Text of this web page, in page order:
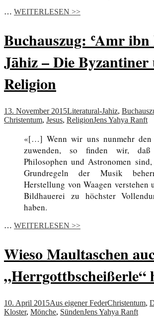
… WEITERLESEN >>
Buchauszug: ʿAmr
Jāhiz – Die
Religion
13. November 2015Literatural-Jahiz,
Christentum, Jesus, ReligionJens Yahya Ranft
«[…] Wenn wir uns nunmehr den
zuwenden, so finden wir,
Philosophen und Astronomen
Grundregeln der Musik
Herstellung von Waagen verstehen
Bildhauerei zu höchster
haben.
… WEITERLESEN >>
Wieso Maultaschen
„Herrgottbscheißerle“
10. April 2015Aus eigener FederChristentum,
Kloster, Mönche, SündenJens Yahya Ranft